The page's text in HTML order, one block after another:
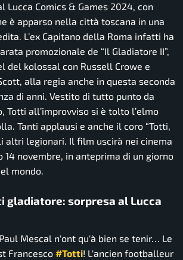
Lucca Comics & Games 2024, con
è apparso nella città toscana in una
L’ex Capitano della Roma infatti ha
promozionale de “Il Gladiatore II”,
del kolossal con Russell Crowe e
alla regia anche in questa seconda
di anni. Vestito di tutto punto da
Totti all’improvviso si è tolto l’elmo
Tanti applausi e anche il coro “Totti,
altri legionari. Il film uscirà nei cinema
novembre, in anteprima di un giorno
mondo.
gladiatore: sorpresa al Lucca
Mescal n'ont qu'à bien se tenir… Le
Francesco #Totti! L'ancien footballeur